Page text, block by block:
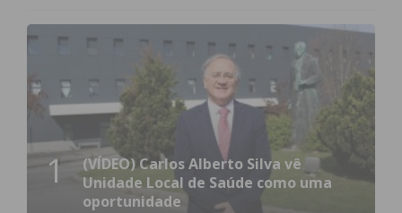
Imediato
Assine nossa newsletter por e-mail e
obtenha de forma regular a informação
atualizada.
1
(VÍDEO) Carlos Alberto Silva vê
Unidade Local de Saúde como uma
oportunidade